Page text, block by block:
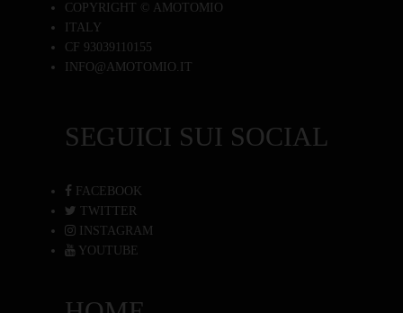
COPYRIGHT © AMOTOMIO
ITALY
CF 93039110155
INFO@AMOTOMIO.IT
SEGUICI SUI SOCIAL
FACEBOOK
TWITTER
INSTAGRAM
YOUTUBE